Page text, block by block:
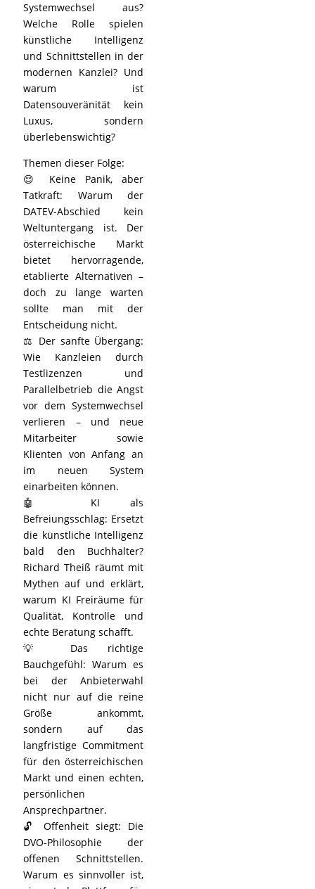
Systemwechsel aus?
Welche Rolle spielen
künstliche Intelligenz
und Schnittstellen in der
modernen Kanzlei? Und
warum ist
Datensouveränität kein
Luxus, sondern
überlebenswichtig?
Themen dieser Folge:
😌 Keine Panik, aber
Tatkraft: Warum der
DATEV-Abschied kein
Weltuntergang ist. Der
österreichische Markt
bietet hervorragende,
etablierte Alternativen –
doch zu lange warten
sollte man mit der
Entscheidung nicht.
⚖️ Der sanfte Übergang:
Wie Kanzleien durch
Testlizenzen und
Parallelbetrieb die Angst
vor dem Systemwechsel
verlieren – und neue
Mitarbeiter sowie
Klienten von Anfang an
im neuen System
einarbeiten können.
🤖 KI als
Befreiungsschlag: Ersetzt
die künstliche Intelligenz
bald den Buchhalter?
Richard Theiß räumt mit
Mythen auf und erklärt,
warum KI Freiräume für
Qualität, Kontrolle und
echte Beratung schafft.
💡 Das richtige
Bauchgefühl: Warum es
bei der Anbieterwahl
nicht nur auf die reine
Größe ankommt,
sondern auf das
langfristige Commitment
für den österreichischen
Markt und einen echten,
persönlichen
Ansprechpartner.
🔓 Offenheit siegt: Die
DVO-Philosophie der
offenen Schnittstellen.
Warum es sinnvoller ist,